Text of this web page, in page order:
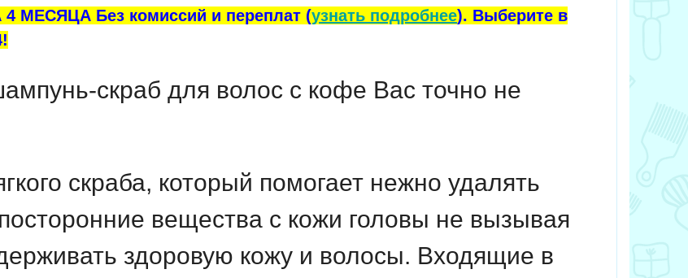
МЕСЯЦА Без комиссий и переплат (узнать подробнее). Выберите в
скраб для волос с кофе ‍Вас точно не
скраба, который помогает нежно удалять
вещества с кожи головы не вызывая
здоровую кожу и волосы. ️Входящие в